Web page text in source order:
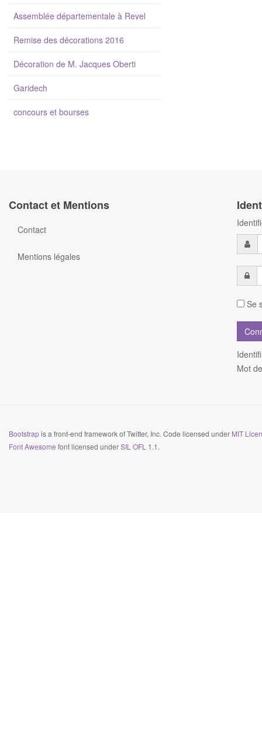
Assemblée départementale à Revel
Remise des décorations 2016
Décoration de M. Jacques Oberti
Garidech
concours et bourses
Contact et Mentions
Contact
Mentions légales
Se
Mot
Bootstrapis a front-end framework of Twitter, Inc. Code licensed under MIT
Font Awesome font licensed underSIL OFL 1.1 .